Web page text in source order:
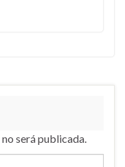
será publicada.